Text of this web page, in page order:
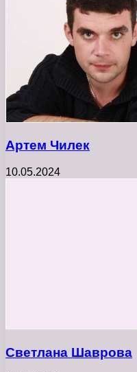
Артем Чилек
10.05.2024
Светлана Шаврова